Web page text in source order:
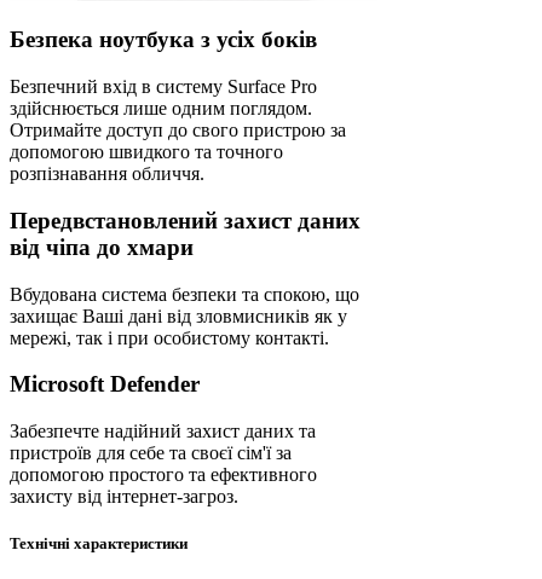
Безпека ноутбука з усіх боків
Безпечний вхід в систему Surface Pro
здійснюється лише одним поглядом.
Отримайте доступ до свого пристрою за
допомогою швидкого та точного
розпізнавання обличчя.
Передвстановлений захист даних
від чіпа до хмари
Вбудована система безпеки та спокою, що
захищає Ваші дані від зловмисників як у
мережі, так і при особистому контакті.
Microsoft Defender
Забезпечте надійний захист даних та
пристроїв для себе та своєї сім'ї за
допомогою простого та ефективного
захисту від інтернет-загроз.
Технічні характеристики